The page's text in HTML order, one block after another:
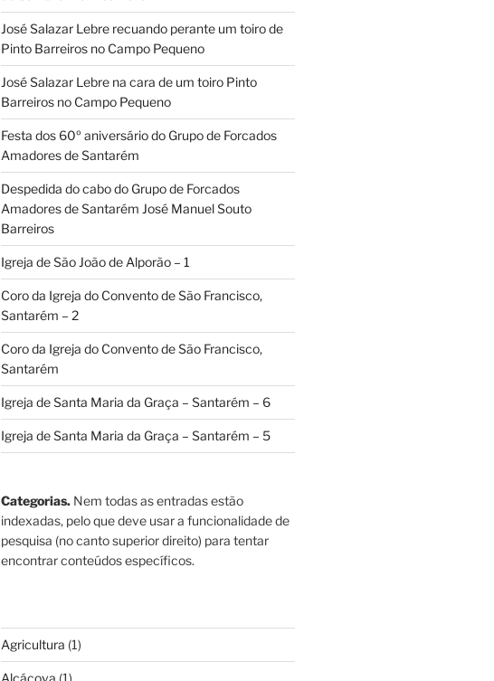
José Salazar Lebre recuando perante um toiro de
Pinto Barreiros no Campo Pequeno
José Salazar Lebre na cara de um toiro Pinto
Barreiros no Campo Pequeno
Festa dos 60º aniversário do Grupo de Forcados
Amadores de Santarém
Despedida do cabo do Grupo de Forcados
Amadores de Santarém José Manuel Souto
Barreiros
Igreja de São João de Alporão – 1
Coro da Igreja do Convento de São Francisco,
Santarém – 2
Coro da Igreja do Convento de São Francisco,
Santarém
Igreja de Santa Maria da Graça – Santarém – 6
Igreja de Santa Maria da Graça – Santarém – 5
Categorias.Nem todas as entradas estão
indexadas, pelo que deve usar a funcionalidade de
pesquisa (no canto superior direito) para tentar
encontrar conteúdos específicos.
Agricultura (1)